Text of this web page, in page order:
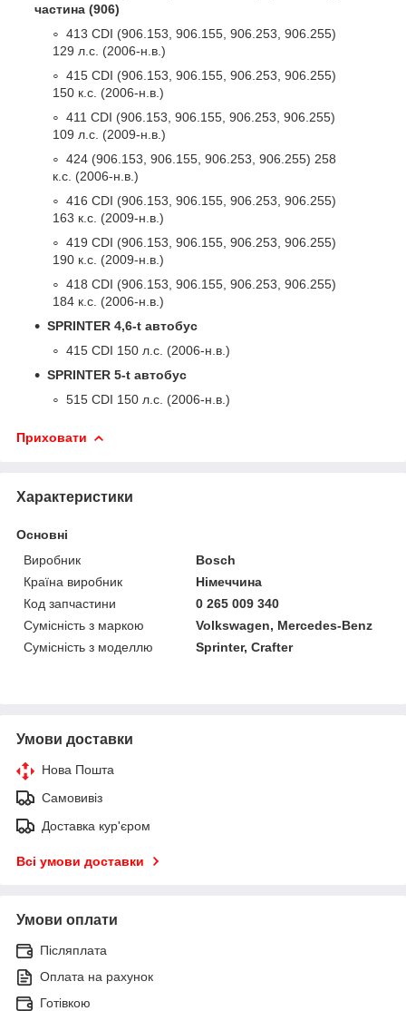
частина (906)
413 CDI (906.153, 906.155, 906.253, 906.255)
129 л.с. (2006-н.в.)
415 CDI (906.153, 906.155, 906.253, 906.255)
150 к.с. (2006-н.в.)
411 CDI (906.153, 906.155, 906.253, 906.255)
109 л.с. (2009-н.в.)
424 (906.153, 906.155, 906.253, 906.255) 258
к.с. (2006-н.в.)
416 CDI (906.153, 906.155, 906.253, 906.255)
163 к.с. (2009-н.в.)
419 CDI (906.153, 906.155, 906.253, 906.255)
190 к.с. (2009-н.в.)
418 CDI (906.153, 906.155, 906.253, 906.255)
184 к.с. (2006-н.в.)
SPRINTER 4,6-t автобус
415 CDI 150 л.с. (2006-н.в.)
SPRINTER 5-t автобус
515 CDI 150 л.с. (2006-н.в.)
Приховати
Характеристики
Основні
Виробник
Bosch
Країна виробник
Німеччина
Код запчастини
0 265 009 340
Сумісність з маркою
Volkswagen, Mercedes-Benz
Сумісність з моделлю
Sprinter, Crafter
Умови доставки
Нова Пошта
Самовивіз
Доставка кур'єром
Всі умови доставки
Умови оплати
Післяплата
Оплата на рахунок
Готівкою